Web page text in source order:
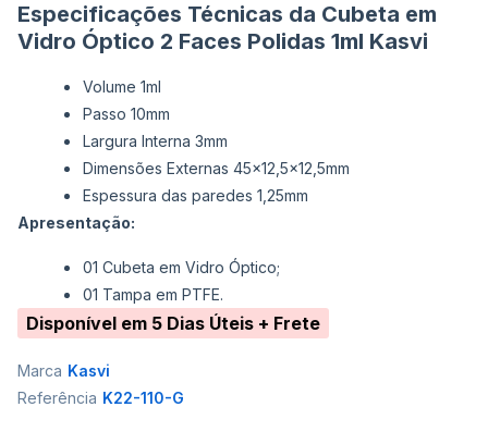
Especificações Técnicas da Cubeta em
Vidro Óptico 2 Faces Polidas 1ml Kasvi
Volume 1ml
Passo 10mm
Largura Interna 3mm
Dimensões Externas 45x12,5x12,5mm
Espessura das paredes 1,25mm
Apresentação:
01 Cubeta em Vidro Óptico;
01 Tampa em PTFE.
Disponível em 5 Dias Úteis + Frete
Marca Kasvi
Referência K22-110-G